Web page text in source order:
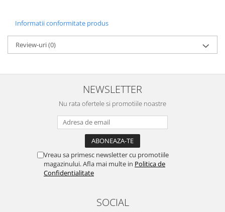
Informatii conformitate produs
Review-uri(0)
NEWSLETTER
Nu rata ofertele si promotiile noastre
Vreau sa primesc newsletter cu promotiile
magazinului. Afla mai multe in Politica de
Confidentialitate
SOCIAL